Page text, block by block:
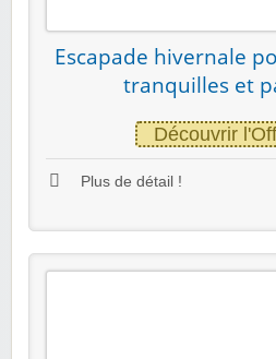
Escapade hivernale
tranquilles et
Découvrir
Plus de détail !